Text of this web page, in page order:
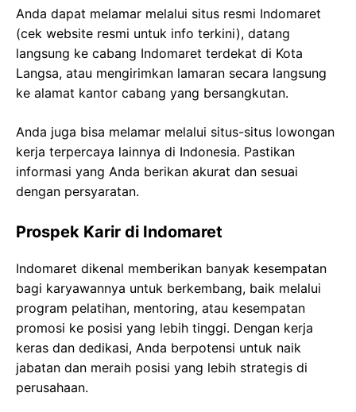
Anda dapat melamar melalui situs resmi Indomaret
(cek website resmi untuk info terkini), datang
langsung ke cabang Indomaret terdekat di Kota
Langsa, atau mengirimkan lamaran secara langsung
ke alamat kantor cabang yang bersangkutan.
Anda juga bisa melamar melalui situs-situs lowongan
kerja terpercaya lainnya di Indonesia. Pastikan
informasi yang Anda berikan akurat dan sesuai
dengan persyaratan.
Prospek Karir di Indomaret
Indomaret dikenal memberikan banyak kesempatan
bagi karyawannya untuk berkembang, baik melalui
program pelatihan, mentoring, atau kesempatan
promosi ke posisi yang lebih tinggi. Dengan kerja
keras dan dedikasi, Anda berpotensi untuk naik
jabatan dan meraih posisi yang lebih strategis di
perusahaan.